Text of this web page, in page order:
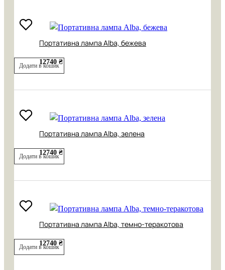
Портативна лампа Alba, бежева
12740 ₴
Додати в кошик
Портативна лампа Alba, зелена
12740 ₴
Додати в кошик
Портативна лампа Alba, темно-теракотова
12740 ₴
Додати в кошик